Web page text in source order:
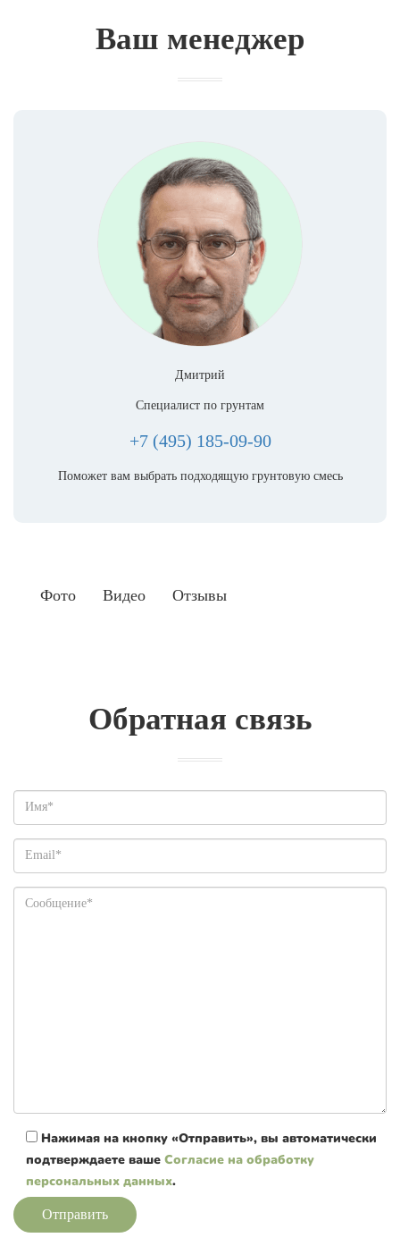
Ваш менеджер
Дмитрий
Специалист по грунтам
+7 (495) 185-09-90
Поможет вам выбрать подходящую грунтовую смесь
Фото Видео Отзывы
Обратная связь
Нажимая на кнопку «Отправить», вы автоматически
подтверждаете ваше Согласие на обработку
персональных данных.
Отправить